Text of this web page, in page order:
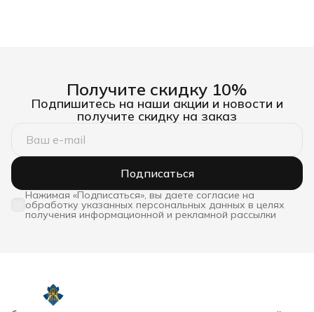
Получите скидку 10%
Подпишитесь на наши акции и новости и
получите скидку на заказ
Подписаться
Нажимая «Подписаться», вы даете согласие на
обработку указанных персональных данных в целях
получения информационной и рекламной рассылки